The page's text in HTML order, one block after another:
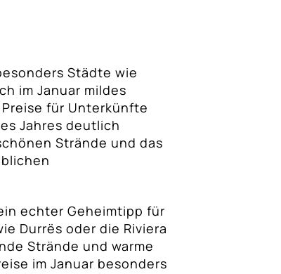
Städte wie
im Januar mildes
für Unterkünfte
Jahres deutlich
Strände und das
echter Geheimtipp für
Durrës oder die Riviera
Strände und warme
im Januar besonders